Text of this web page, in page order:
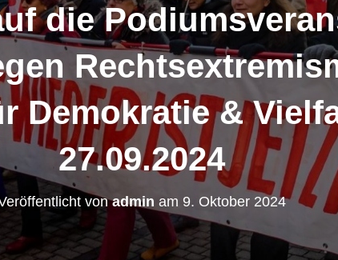
die
Demokratie &
27.09.2024
vonadmin am 9. Oktober 2024